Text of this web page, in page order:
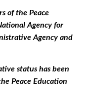
of the Peace
Agency for
Agency and
status has been
Peace Education